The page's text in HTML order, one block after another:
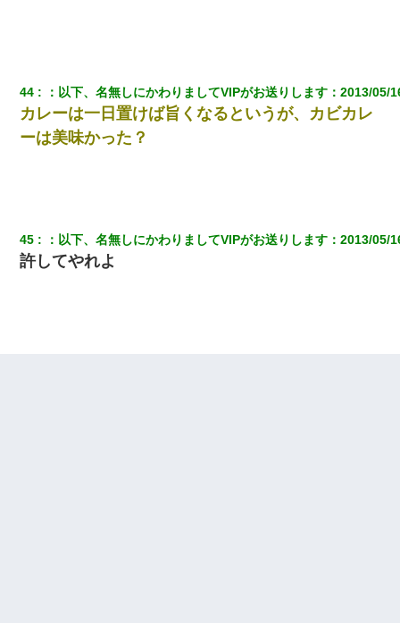
44 ： 以下、名無しにかわりましてVIPがお送りします ：2013/05/
カレーは一日置けば旨くなるというが、カビカレ
ーは美味かった？
45 ： 以下、名無しにかわりましてVIPがお送りします ：2013/05/
許してやれよ